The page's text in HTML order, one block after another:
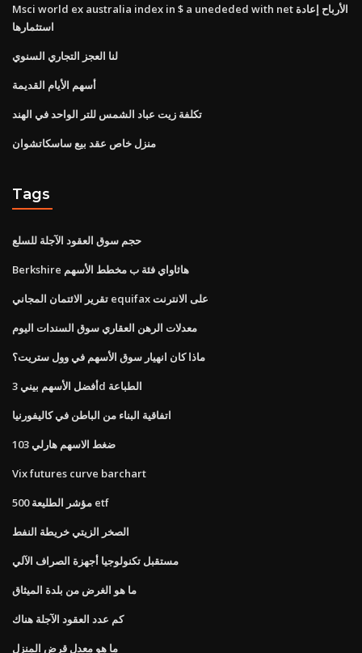
Msci world ex australia index in $ a unededed with net الأرباح إعادة
استثمارها
لنا العجز التجاري السنوي
أسهم الأيام القديمة
تكلفة زيت عباد الشمس للتر الواحد في الهند
منزل خاص عقد بيع ساسكاتشوان
Tags
حجم سوق العقود الآجلة للسلع
Berkshire هاثاواي فئة ب مخطط الأسهم
تقرير الائتمان المجاني equifax على الانترنت
معدلات الرهن العقاري سوق السندات اليوم
ماذا كان انهيار سوق الأسهم في وول ستريت؟
أفضل الأسهم بيني 3d الطباعة
اتفاقية البناء من الباطن في كاليفورنيا
ضغط الاسهم هارلي 103
Vix futures curve barchart
مؤشر الطليعة 500 etf
الصخر الزيتي خريطة النفط
مستقبل تكنولوجيا أجهزة الصراف الآلي
ما هو الغرض من بلدة الميثاق
كم عدد العقود الآجلة هناك
ما هو معدل قرض المنزل